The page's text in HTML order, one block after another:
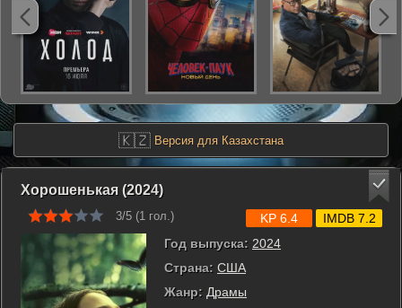
🇰🇿 Версия для Казахстана
Хорошенькая (2024)
3/5 (1 гол.)
Год выпуска: 2024
Страна: США
Жанр: Драмы
KP 6.4 IMDB 7.2